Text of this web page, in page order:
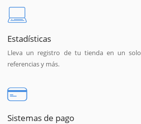
Estadísticas
Lleva un registro de tu tienda en un
referencias y más.
Sistemas de pago